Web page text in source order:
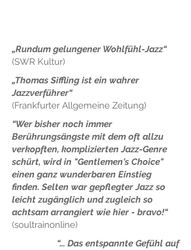
„Rundum gelungener Wohlfühl-Jazz“
(SWR Kultur)
„Thomas Siffling ist ein wahrer
Jazzverführer“
(Frankfurter Allgemeine Zeitung)
“Wer bisher noch immer
Berührungsängste mit dem oft allzu
verkopften, komplizierten Jazz-Genre
schürt, wird in "Gentlemen's Choice"
einen ganz wunderbaren Einstieg
finden. Selten war gepflegter Jazz so
leicht zugänglich undzugleich so
achtsam arrangiert wie hier - bravo!“
(soultrainonline)
“... Das entspannte Gefühl auf